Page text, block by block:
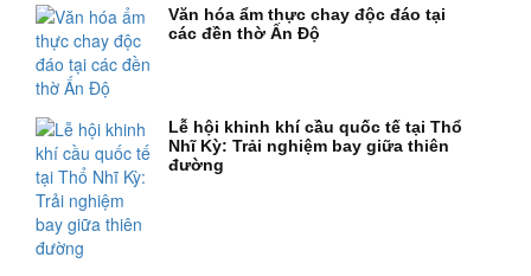
Văn hóa ẩm thực chay độc đáo tại
các đền thờ Ấn Độ
Lễ hội khinh khí cầu quốc tế tại Thổ
Nhĩ Kỳ: Trải nghiệm bay giữa thiên
đường